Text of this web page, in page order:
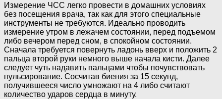
Измерение ЧСС легко провести в домашних условиях
без посещения врача, так как для этого специальные
инструменты не требуются. Идеально проводить
измерение утром в лежачем состоянии, перед подъемом
либо вечером перед сном, в спокойном состоянии.
Сначала требуется повернуть ладонь вверх и положить 2
пальца второй руки немного выше начала кисти. Далее
следует чуть надавить пальцами чтобы почувствовать
пульсирование. Сосчитав биения за 15 секунд,
получившееся число умножают на 4 либо считают
количество ударов сердца в минуту.